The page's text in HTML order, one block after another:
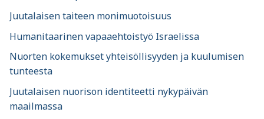
Juutalaisen taiteen monimuotoisuus
Humanitaarinen vapaaehtoistyö Israelissa
Nuorten kokemukset yhteisöllisyyden ja kuulumisen
tunteesta
Juutalaisen nuorison identiteetti nykypäivän
maailmassa